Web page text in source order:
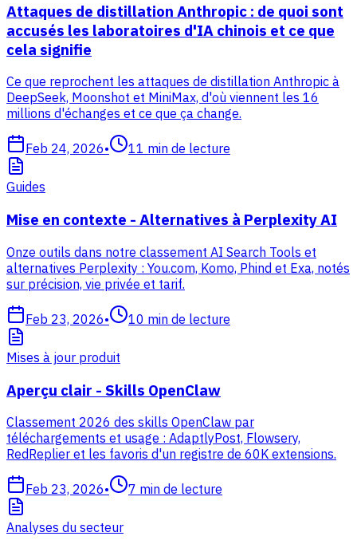
Attaques de distillation Anthropic : de quoi sont
accusés les laboratoires d'IA chinois et ce que
cela signifie
Ce que reprochent les attaques de distillation Anthropic à
DeepSeek, Moonshot et MiniMax, d'où viennent les 16
millions d'échanges et ce que ça change.
Feb 24, 2026• 11 min de lecture
Guides
Mise en contexte - Alternatives à Perplexity AI
Onze outils dans notre classement AI Search Tools et
alternatives Perplexity : You.com, Komo, Phind et Exa, notés
sur précision, vie privée et tarif.
Feb 23, 2026• 10 min de lecture
Mises à jour produit
Aperçu clair - Skills OpenClaw
Classement 2026 des skills OpenClaw par
téléchargements et usage : AdaptlyPost, Flowsery,
RedReplier et les favoris d'un registre de 60K extensions.
Feb 23, 2026• 7 min de lecture
Analyses du secteur